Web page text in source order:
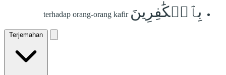
بِٱلۡكَٰفِرِينَ terhadap orang-orang kafir
Terjemahan